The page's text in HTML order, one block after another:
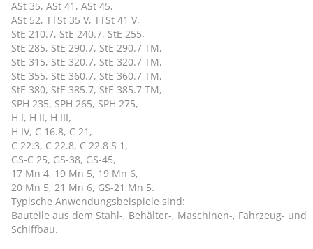
ASt 35, ASt 41, ASt 45,
ASt 52, TTSt 35 V, TTSt 41 V,
StE 210.7, StE 240.7, StE 255,
StE 285, StE 290.7, StE 290.7 TM,
StE 315, StE 320.7, StE 320.7 TM,
StE 355, StE 360.7, StE 360.7 TM,
StE 380, StE 385.7, StE 385.7 TM,
SPH 235, SPH 265, SPH 275,
H I, H II, H III,
H IV, C 16.8, C 21,
C 22.3, C 22.8, C 22.8 S 1,
GS-C 25, GS-38, GS-45,
17 Mn 4, 19 Mn 5, 19 Mn 6,
20 Mn 5, 21 Mn 6, GS-21 Mn 5.
Typische Anwendungsbeispiele sind:
Bauteile aus dem Stahl-, Behälter-, Maschinen-, Fahrzeug- und
Schiffbau.